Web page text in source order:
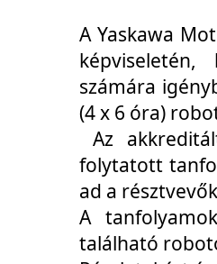
A Yaskawa
számára
(4 x 6 óra)
Az
folytatott
ad a
A
található